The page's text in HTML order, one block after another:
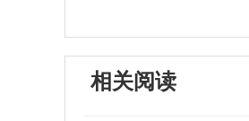
相关阅读